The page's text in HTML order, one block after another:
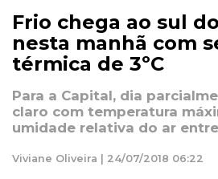
Frio chega ao sul
nesta manhã com
térmica de 3ºC
Para a Capital, dia
claro com temperatura
umidade relativa do ar entre
Viviane Oliveira | 24/07/2018 06:22